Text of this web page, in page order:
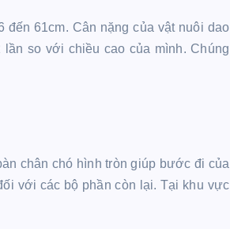
61cm. Cân nặng của vật nuôi dao
so với chiều cao của mình. Chúng
chân chó hình tròn giúp bước đi của
với các bộ phần còn lại. Tại khu vực